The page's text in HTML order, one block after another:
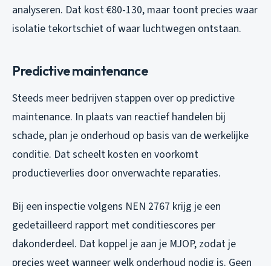
analyseren. Dat kost €80-130, maar toont precies waar
isolatie tekortschiet of waar luchtwegen ontstaan.
Predictive maintenance
Steeds meer bedrijven stappen over op predictive
maintenance. In plaats van reactief handelen bij
schade, plan je onderhoud op basis van de werkelijke
conditie. Dat scheelt kosten en voorkomt
productieverlies door onverwachte reparaties.
Bij een inspectie volgens NEN 2767 krijg je een
gedetailleerd rapport met conditiescores per
dakonderdeel. Dat koppel je aan je MJOP, zodat je
precies weet wanneer welk onderhoud nodig is. Geen